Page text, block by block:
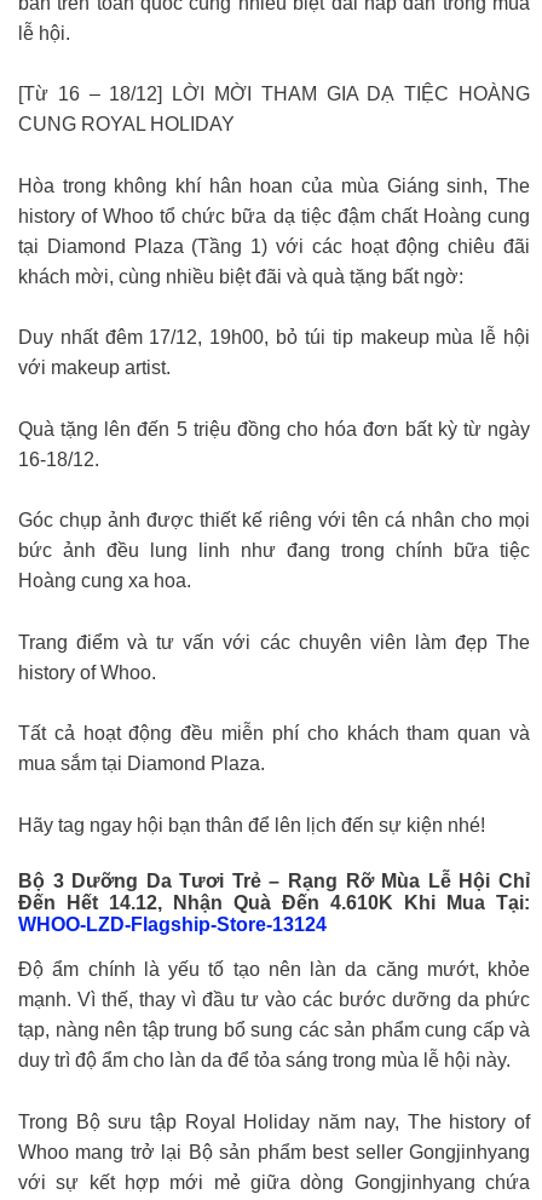
lễ hội.
[Từ 16 – 18/12] LỜI MỜI THAM GIA DẠ TIỆC HOÀNG
CUNG ROYAL HOLIDAY
Hòa trong không khí hân hoan của mùa Giáng sinh, The
history of Whoo tổ chức bữa dạ tiệc đậm chất Hoàng cung
tại Diamond Plaza (Tầng 1) với các hoạt động chiêu đãi
khách mời, cùng nhiều biệt đãi và quà tặng bất ngờ:
Duy nhất đêm 17/12, 19h00, bỏ túi tip makeup mùa lễ hội
với makeup artist.
Quà tặng lên đến 5 triệu đồng cho hóa đơn bất kỳ từ ngày
16-18/12.
Góc chụp ảnh được thiết kế riêng với tên cá nhân cho mọi
bức ảnh đều lung linh như đang trong chính bữa tiệc
Hoàng cung xa hoa.
Trang điểm và tư vấn với các chuyên viên làm đẹp The
history of Whoo.
Tất cả hoạt động đều miễn phí cho khách tham quan và
mua sắm tại Diamond Plaza.
Hãy tag ngay hội bạn thân để lên lịch đến sự kiện nhé!
Bộ 3 Dưỡng Da Tươi Trẻ – Rạng Rỡ Mùa Lễ Hội Chỉ
Đến Hết 14.12, Nhận Quà Đến 4.610K Khi Mua Tại:
WHOO-LZD-Flagship-Store-13124
Độ ẩm chính là yếu tố tạo nên làn da căng mướt, khỏe
mạnh. Vì thế, thay vì đầu tư vào các bước dưỡng da phức
tạp, nàng nên tập trung bổ sung các sản phẩm cung cấp và
duy trì độ ẩm cho làn da để tỏa sáng trong mùa lễ hội này.
Trong Bộ sưu tập Royal Holiday năm nay, The history of
Whoo mang trở lại Bộ sản phẩm best seller Gongjinhyang
với sự kết hợp mới mẻ giữa dòng Gongjinhyang chứa